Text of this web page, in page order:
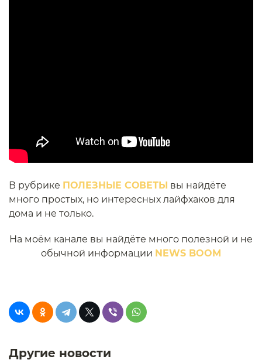
В рубрике ПОЛЕЗНЫЕ СОВЕТЫ вы найдёте
много простых, но интересных лайфхаков для
дома и не только.
На моём канале вы найдёте много полезной и не
обычной информации NEWS BOOM
Другие новости